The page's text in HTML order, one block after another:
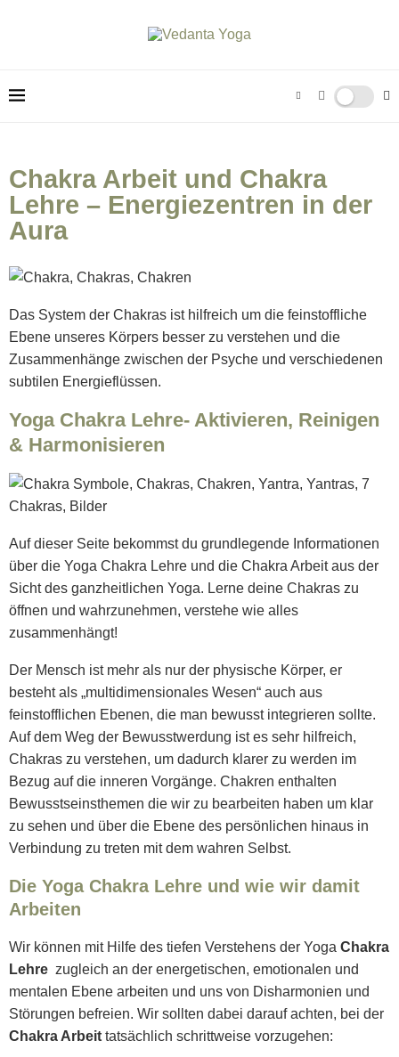
Chakra Arbeit und Chakra
Lehre – Energiezentren in der
Aura
Das System der Chakras ist hilfreich um die feinstoffliche
Ebene unseres Körpers besser zu verstehen und die
Zusammenhänge zwischen der Psyche und verschiedenen
subtilen Energieflüssen.
Yoga Chakra Lehre- Aktivieren, Reinigen
& Harmonisieren
Auf dieser Seite bekommst du grundlegende Informationen
über die Yoga Chakra Lehre und die Chakra Arbeit aus der
Sicht des ganzheitlichen Yoga. Lerne deine Chakras zu
öffnen und wahrzunehmen, verstehe wie alles
zusammenhängt!
Der Mensch ist mehr als nur der physische Körper, er
besteht als „multidimensionales Wesen“ auch aus
feinstofflichen Ebenen, die man bewusst integrieren sollte.
Auf dem Weg der Bewusstwerdung ist es sehr hilfreich,
Chakras zu verstehen, um dadurch klarer zu werden im
Bezug auf die inneren Vorgänge. Chakren enthalten
Bewusstseinsthemen die wir zu bearbeiten haben um klar
zu sehen und über die Ebene des persönlichen hinaus in
Verbindung zu treten mit dem wahren Selbst.
Die Yoga Chakra Lehre und wie wir damit
Arbeiten
Wir können mit Hilfe des tiefen Verstehens der Yoga Chakra
Lehre zugleich an der energetischen, emotionalen und
mentalen Ebene arbeiten und uns von Disharmonien und
Störungen befreien. Wir sollten dabei darauf achten, bei der
Chakra Arbeit tatsächlich schrittweise vorzugehen: